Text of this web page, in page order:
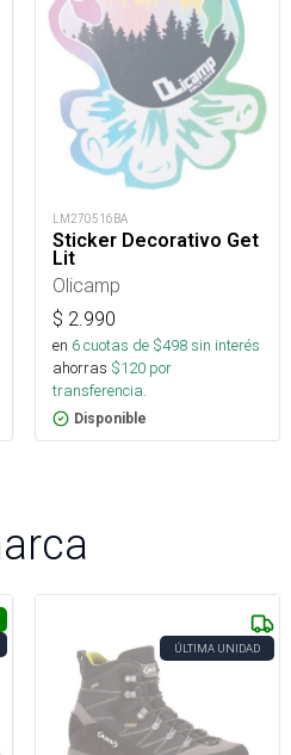
LM270516BA
Sticker Decorativo Get
Lit
Olicamp
$ 2.990
en 6cuotas de $498sin interés
ahorras $120 por
transferencia.
Disponible
ÚLTIMA UNIDAD